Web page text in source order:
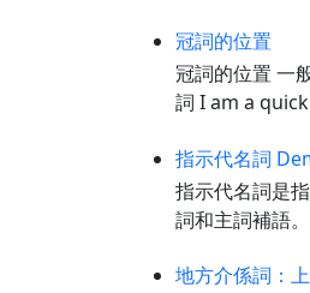
冠詞的位置
冠詞的位置 一
詞 I am a
指示代名詞
指示代名詞是
詞和主詞補語
地方介係詞：